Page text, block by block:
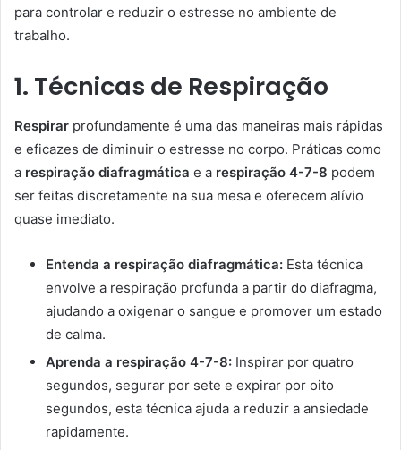
para controlar e reduzir o estresse no ambiente de
trabalho.
1. Técnicas de Respiração
Respirar profundamente é uma das maneiras mais rápidas
e eficazes de diminuir o estresse no corpo. Práticas como
a respiração diafragmática e a respiração 4-7-8 podem
ser feitas discretamente na sua mesa e oferecem alívio
quase imediato.
Entenda a respiração diafragmática: Esta técnica
envolve a respiração profunda a partir do diafragma,
ajudando a oxigenar o sangue e promover um estado
de calma.
Aprenda a respiração 4-7-8: Inspirar por quatro
segundos, segurar por sete e expirar por oito
segundos, esta técnica ajuda a reduzir a ansiedade
rapidamente.